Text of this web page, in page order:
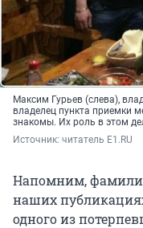
Максим Гурьев (слева),
владелец пункта приемки
знакомы. Их роль в этом
Источник: читатель Е1.RU
Напомним,
наших
одного из